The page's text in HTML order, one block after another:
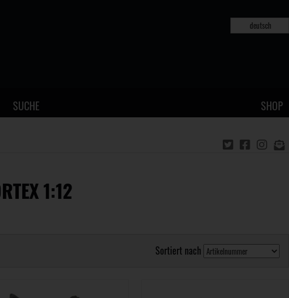
deutsch
SUCHE SHOP
1:12
Sortiert nach